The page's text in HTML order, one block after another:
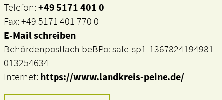
Telefon:+49 5171 401 0
Fax: +49 5171 401 770 0
E-Mail schreiben
Behördenpostfach beBPo: safe-sp1-1367824194981-
013254634
Internet: https://www.landkreis-peine.de/